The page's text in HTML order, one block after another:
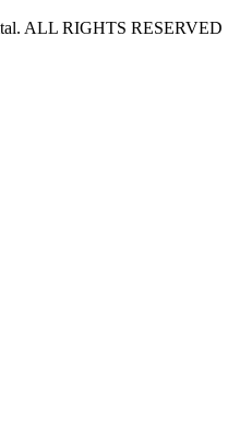
ALL RIGHTS RESERVED